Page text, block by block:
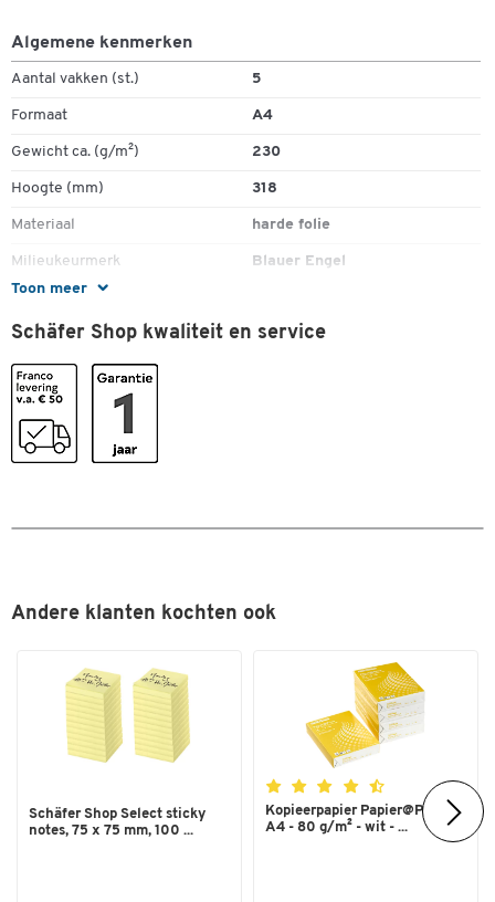
Toon meer
Algemene kenmerken
Aantal vakken (st.) 5
Formaat A4
Gewicht ca. (g/m²) 230
Hoogte (mm) 318
Materiaal harde folie
Milieukeurmerk Blauer Engel
Stuk(s) per verpakking
Kleur
Afmetingen
Breedte (mm)
Schäfer Shop kwaliteit en service
Andere klanten kochten ook
Schäfer Shop Select sticky
notes, 75 x 75 mm, 100 ...
Kopieerpapier Papier@Print -
A4 - 80 g/m² - wit - ...